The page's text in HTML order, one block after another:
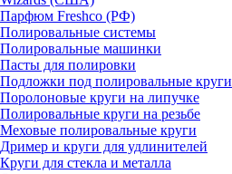
Парфюм Freshco (РФ)
Полировальные системы
Полировальные машинки
Пасты для полировки
Подложки под полировальные круги
Поролоновые круги на липучке
Полировальные круги на резьбе
Меховые полировальные круги
Дример и круги для удлинителей
Круги для стекла и металла